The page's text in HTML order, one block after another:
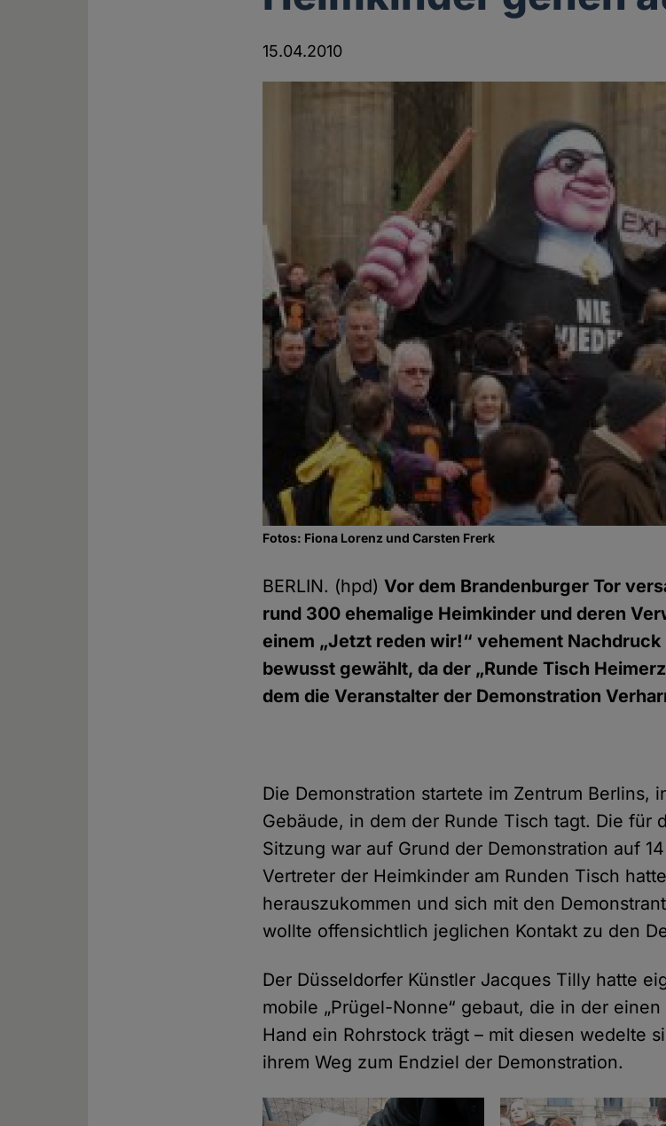
15.04.2010
Fotos: Fiona Lorenz und Carsten Frerk
BERLIN. (hpd)Vor dem Brandenburger Tor
rund 300 ehemalige Heimkinder und deren
einem „Jetzt reden wir!“ vehement
bewusst gewählt, da der „Runde Tisch
dem die Veranstalter der Demonstration
Die Demonstration startete im Zentrum Berlins,
Gebäude, in dem der Runde Tisch tagt. Die für
Sitzung war auf Grund der Demonstration auf
Vertreter der Heimkinder am Runden Tisch
herauszukommen und sich mit den
wollte offensichtlich jeglichen Kontakt zu den
Der Düsseldorfer Künstler Jacques Tilly hatte
mobile „Prügel-Nonne“ gebaut, die in der
Hand ein Rohrstock trägt – mit diesen wedelte
ihrem Weg zum Endziel der Demonstration.